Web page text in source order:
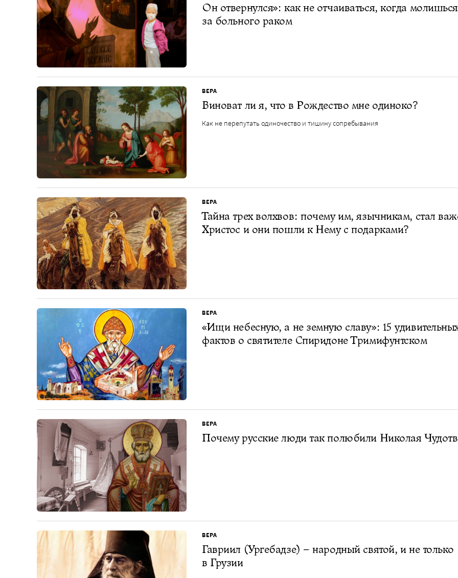
Он отвернулся»: как не отчаиваться, когда молишься
за больного раком
ВЕРА
Виноват ли я, что в Рождество мне одиноко?
Как не перепутать одиночество и тишину сопребывания
ВЕРА
Тайна трех волхвов: почему им, язычникам, стал
Христос и они пошли к Нему с подарками?
ВЕРА
«Ищи небесную, а не земную славу»: 15
фактов о святителе Спиридоне Тримифунтском
ВЕРА
Почему русские люди так полюбили Николая
ВЕРА
Гавриил (Ургебадзе) – народный святой, и не только
в Грузии